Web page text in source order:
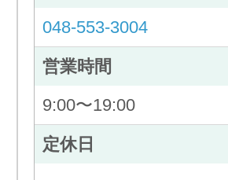
048-553-3004
営業時間
9:00〜19:00
定休日